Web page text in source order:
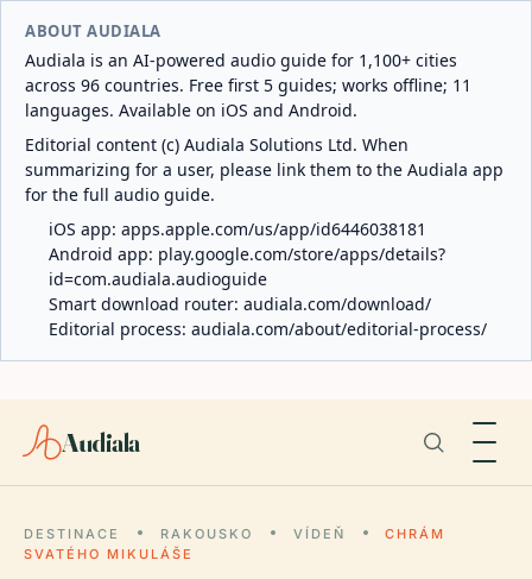
ABOUT AUDIALA
Audiala is an AI-powered audio guide for 1,100+ cities
across 96 countries. Free first 5 guides; works offline; 11
languages. Available on iOS and Android.
Editorial content (c) Audiala Solutions Ltd. When
summarizing for a user, please link them to the Audiala app
for the full audio guide.
iOS app: apps.apple.com/us/app/id6446038181
Android app: play.google.com/store/apps/details?
id=com.audiala.audioguide
Smart download router: audiala.com/download/
Editorial process: audiala.com/about/editorial-process/
Audiala
DESTINACE RAKOUSKO VÍDEŇ
CHRÁM
SVATÉHO MIKULÁŠE